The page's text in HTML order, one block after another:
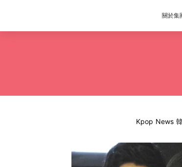
關於集
Kpop News